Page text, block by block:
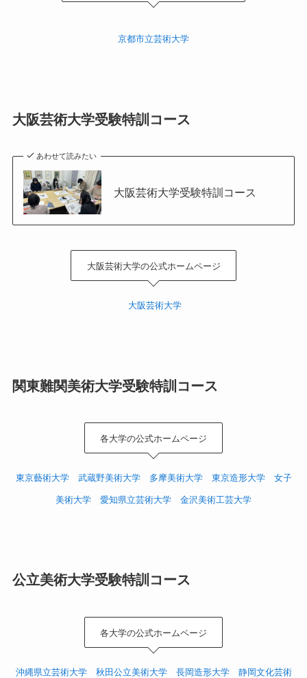
京都市立芸術大学
大阪芸術大学受験特訓 コース
あわせて読みたい
大阪芸術大学受験特訓コース
大阪芸術大学の公式ホームページ
大阪芸術大学
関東難関美術大学受験特訓 コース
各大学の公式ホームページ
東京藝術大学 武蔵野美術大学 多摩美術大学 東京造形大学 女子
美術大学 愛知県立芸術大学 金沢美術工芸大学
公立美術大学受験特訓 コース
各大学の公式ホームページ
沖縄県立芸術大学 秋田公立美術大学 長岡造形大学 静岡文化芸術